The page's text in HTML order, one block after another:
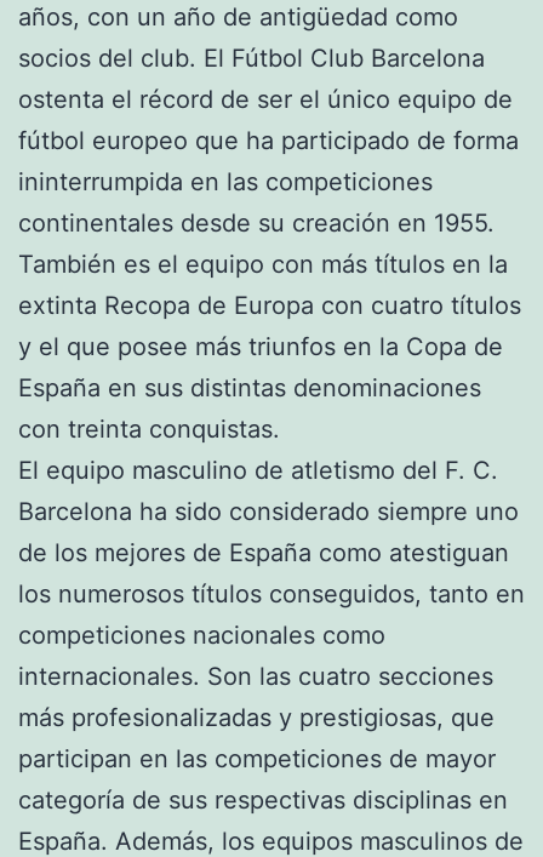
años, con un año de antigüedad como
socios del club. El Fútbol Club Barcelona
ostenta el récord de ser el único equipo de
fútbol europeo que ha participado de forma
ininterrumpida en las competiciones
continentales desde su creación en 1955.
También es el equipo con más títulos en la
extinta Recopa de Europa con cuatro títulos
y el que posee más triunfos en la Copa de
España en sus distintas denominaciones
con treinta conquistas.
El equipo masculino de atletismo del F. C.
Barcelona ha sido considerado siempre uno
de los mejores de España como atestiguan
los numerosos títulos conseguidos, tanto en
competiciones nacionales como
internacionales. Son las cuatro secciones
más profesionalizadas y prestigiosas, que
participan en las competiciones de mayor
categoría de sus respectivas disciplinas en
España. Además, los equipos masculinos de